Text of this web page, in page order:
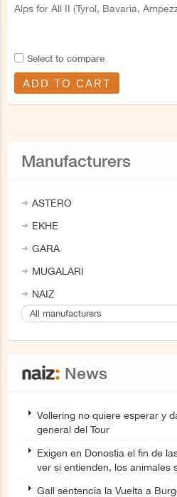
Alps for All II (Tyrol, Bavaria,
Select to compare
ADD TO CART
Manufacturers
ASTERO
EKHE
GARA
MUGALARI
NAIZ
News
Vollering no quiere esperar y
general del Tour
Exigen en Donostia el fin de
ver si entienden, los animales
Gall sentencia la Vuelta a